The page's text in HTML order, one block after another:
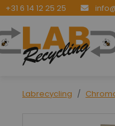
+31 6 14 12 25 25
Labrecycling